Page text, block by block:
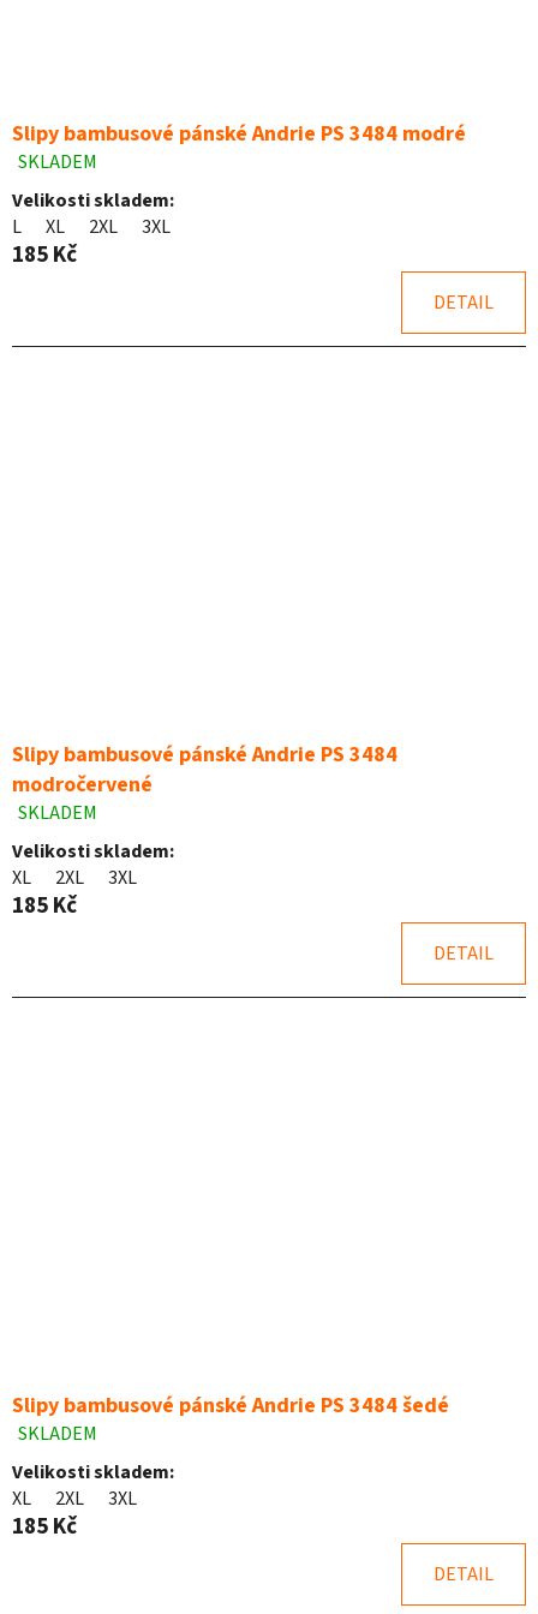
Slipy bambusové pánské Andrie PS 3484 modré
Průměrné
hodnocení
produktu
je
5,0
hvězdiček.
SKLADEM
Velikosti skladem:
L
XL 2XL 3XL
185 Kč
DETAIL
Slipy bambusové pánské Andrie PS 3484
modročervené
Průměrné
hodnocení
produktu
je
5,0
hvězdiček.
SKLADEM
Velikosti skladem:
XL
2XL 3XL
185 Kč
DETAIL
Slipy bambusové pánské Andrie PS 3484 šedé
Průměrné
hodnocení
produktu
je
5,0
SKLADEM
Velikosti skladem:
XL
2XL 3XL
185 Kč
DETAIL